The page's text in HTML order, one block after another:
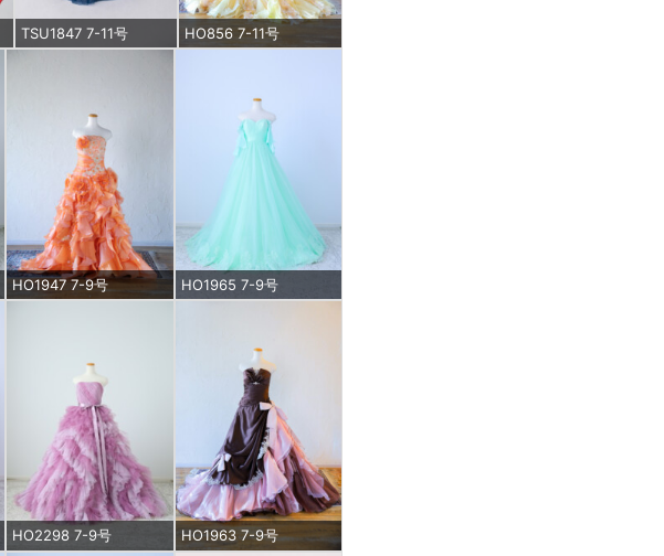
TSU1847 7-11号 HO856 7-11号
HO1947 7-9号 HO1965 7-9号
HO2298 7-9号 HO1963 7-9号